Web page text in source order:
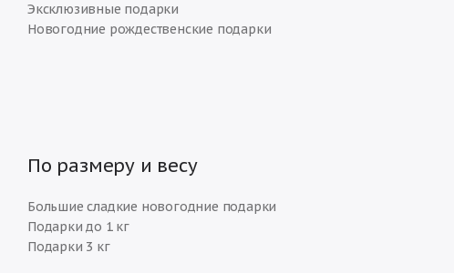
Эксклюзивные подарки
Новогодние рождественские подарки
По размеру и весу
Большие сладкие новогодние подарки
Подарки до 1 кг
Подарки 3 кг